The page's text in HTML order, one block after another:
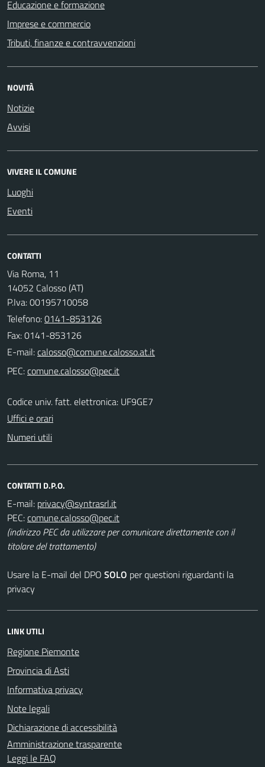
Educazione e formazione
Imprese e commercio
Tributi, finanze e contravvenzioni
NOVITÀ
Notizie
Avvisi
VIVERE IL COMUNE
Luoghi
Eventi
CONTATTI
Via Roma, 11
14052 Calosso (AT)
P.Iva: 00195710058
Telefono:0141-853126
Fax: 0141-853126
E-mail:
PEC:
Codice univ. fatt. elettronica: UF9GE7
Uffici e orari
Numeri utili
CONTATTI D.P.O.
E-mail:
PEC:
(indirizzo PEC da utilizzare per comunicare direttamente con il
titolare del trattamento)
Usare la E-mail del DPO SOLO per questioni riguardanti la
privacy
LINK UTILI
Regione Piemonte
Provincia di Asti
Informativa privacy
Note legali
Dichiarazione di accessibilità
Amministrazione trasparente
Leggi le FAQ